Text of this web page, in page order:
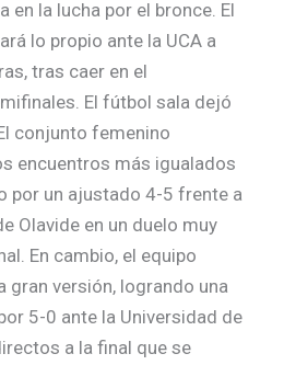
en la lucha por el bronce. El
lo propio ante la UCA a
tras caer en el
El fútbol sala dejó
conjunto femenino
encuentros más igualados
por un ajustado 4-5 frente a
Olavide en un duelo muy
En cambio, el equipo
gran versión, logrando una
5-0 ante la Universidad de
a la final que se